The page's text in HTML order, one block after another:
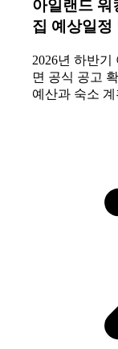
아일랜드 워
집 예상일정
2026년 하반
면 공식 공고
예산과 숙소